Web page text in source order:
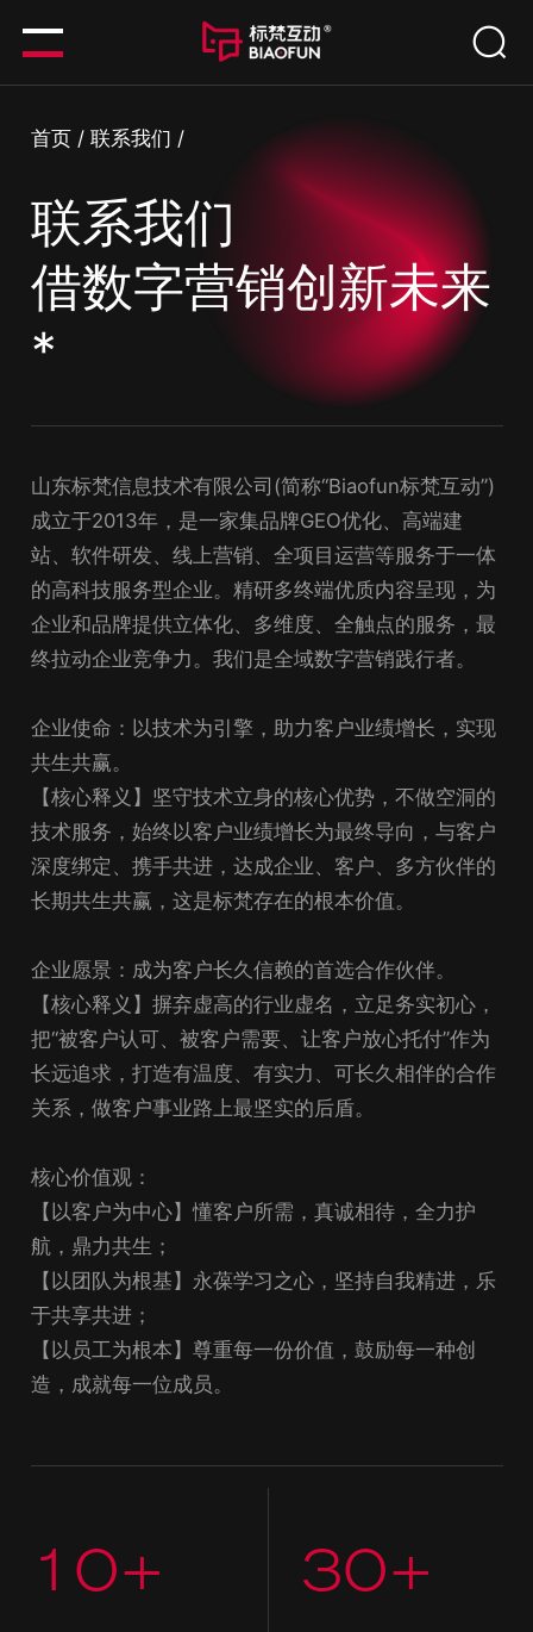
首页 /联系我们 /
联系我们
借数字营销创新未来
*
山东标梵信息技术有限公司(简称“Biaofun标梵互动”)
成立于2013年，是一家集品牌GEO优化、高端建
站、软件研发、线上营销、全项目运营等服务于一体
的高科技服务型企业。精研多终端优质内容呈现，为
企业和品牌提供立体化、多维度、全触点的服务，最
终拉动企业竞争力。我们是全域数字营销践行者。
企业使命：以技术为引擎，助力客户业绩增长，实现
共生共赢。
【核心释义】坚守技术立身的核心优势，不做空洞的
技术服务，始终以客户业绩增长为最终导向，与客户
深度绑定、携手共进，达成企业、客户、多方伙伴的
长期共生共赢，这是标梵存在的根本价值。
企业愿景：成为客户长久信赖的首选合作伙伴。
【核心释义】摒弃虚高的行业虚名，立足务实初心，
把“被客户认可、被客户需要、让客户放心托付”作为
长远追求，打造有温度、有实力、可长久相伴的合作
关系，做客户事业路上最坚实的后盾。
核心价值观：
【以客户为中心】懂客户所需，真诚相待，全力护
航，鼎力共生；
【以团队为根基】永葆学习之心，坚持自我精进，乐
于共享共进；
【以员工为根本】尊重每一份价值，鼓励每一种创
造，成就每一位成员。
10+ 30+